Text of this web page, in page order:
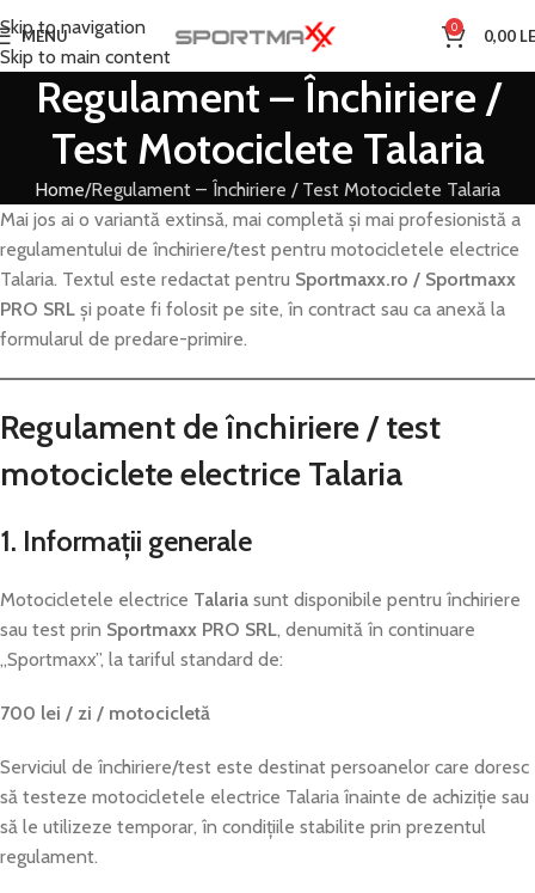
Skip to navigation
Skip to main content
MENU 0 0,00
Regulament – Închiriere /
Test Motociclete Talaria
Home Regulament – Închiriere / Test Motociclete Talaria
Mai jos ai o variantă extinsă, mai completă și mai profesionistă a
regulamentului de închiriere/test pentru motocicletele electrice
Talaria. Textul este redactat pentru Sportmaxx.ro / Sportmaxx
PRO SRL și poate fi folosit pe site, în contract sau ca anexă la
formularul de predare-primire.
Regulament de închiriere / test
motociclete electrice Talaria
1. Informații generale
Motocicletele electrice Talaria sunt disponibile pentru închiriere
sau test prin Sportmaxx PRO SRL, denumită în continuare
„Sportmaxx”, la tariful standard de:
700 lei / zi / motocicletă
Serviciul de închiriere/test este destinat persoanelor care doresc
să testeze motocicletele electrice Talaria înainte de achiziție sau
să le utilizeze temporar, în condițiile stabilite prin prezentul
regulament.